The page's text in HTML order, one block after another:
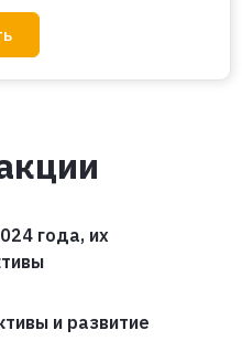
года, их
и развитие